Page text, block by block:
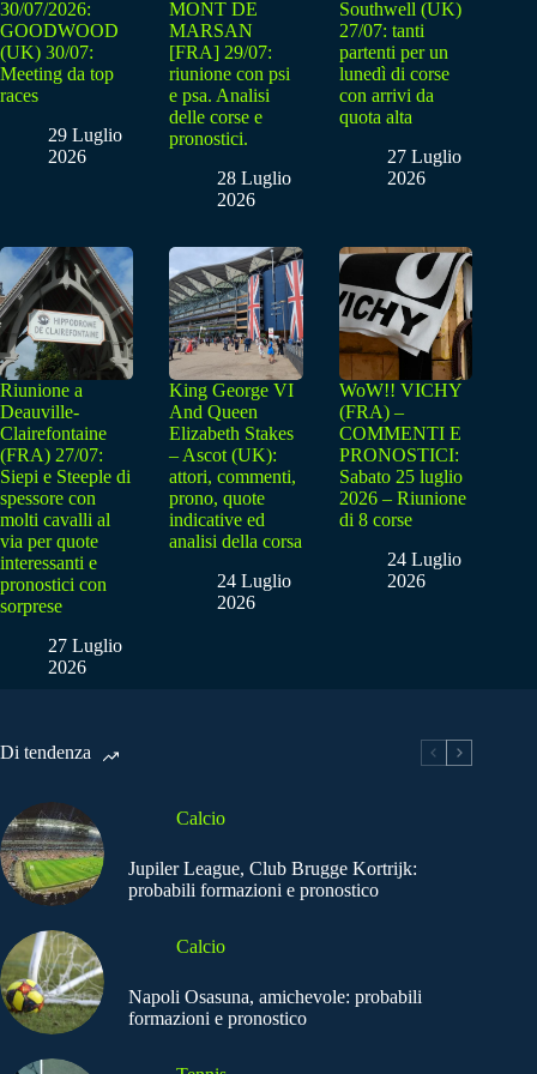
30/07/2026:
GOODWOOD
(UK) 30/07:
Meeting da top
races
29 Luglio
2026
MONT DE
MARSAN
[FRA] 29/07:
riunione con psi
e psa. Analisi
delle corse e
pronostici.
28 Luglio
2026
Southwell (UK)
27/07: tanti
partenti per un
lunedì di corse
con arrivi da
quota alta
27 Luglio
2026
Riunione a
Deauville-
Clairefontaine
(FRA) 27/07:
Siepi e Steeple di
spessore con
molti cavalli al
via per quote
interessanti e
pronostici con
sorprese
27 Luglio
2026
King George VI
And Queen
Elizabeth Stakes
– Ascot (UK):
attori, commenti,
prono, quote
indicative ed
analisi della corsa
24 Luglio
2026
WoW!! VICHY
(FRA) –
COMMENTI E
PRONOSTICI:
Sabato 25 luglio
2026 – Riunione
di 8 corse
24 Luglio
2026
Di tendenza
Calcio
Jupiler League, Club Brugge Kortrijk:
probabili formazioni e pronostico
Calcio
Napoli Osasuna, amichevole: probabili
formazioni e pronostico